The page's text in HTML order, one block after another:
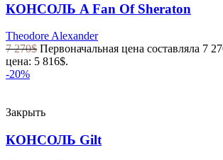
КОНСОЛЬ A Fan Of Sheraton
Theodore Alexander
7 270$ Первоначальная цена составляла 7
цена: 5 816$.
-20%
Закрыть
КОНСОЛЬ Gilt